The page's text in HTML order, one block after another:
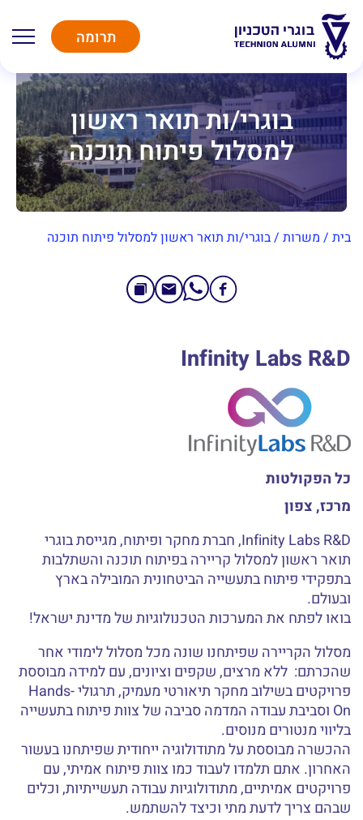
תרומה
בוגרי/ות תואר ראשון
למסלול פיתוח תוכנה
בית / משרות /בוגרי/ות תואר ראשון למסלול פיתוח תוכנה
Infinity Labs R&D
כל הפקולטות
מרכז, צפון
Infinity Labs R&D, חברת מחקר ופיתוח, מגייסת בוגרי
תואר ראשון למסלול קריירה בפיתוח תוכנה והשתלבות
בתפקידי פיתוח בתעשייה הביטחונית המובילה בארץ
ובעולם.
בואו לפתח את המערכות הטכנולוגיות של מדינת ישראל!
מסלול הקריירה שפיתחנו שונה מכל מסלול לימודי אחר
שהכרתם: ללא מרצים, שקפים וציונים, עם למידה מבוססת
פרויקטים בשילוב מחקר תיאורטי מעמיק, תרגולי Hands-
On וסביבת עבודה המדמה סביבה של צוות פיתוח בתעשייה
בליווי מנטורים מנוסים.
ההכשרה מבוססת על מתודולוגיה ייחודית שפיתחנו בעשור
האחרון. אתם תלמדו לעבוד כמו צוות פיתוח אמיתי, עם
פרויקטים אמיתיים, מתודולוגיות עבודה תעשייתיות, וכלים
שבהם צריך לדעת מתי וכיצד להשתמש.